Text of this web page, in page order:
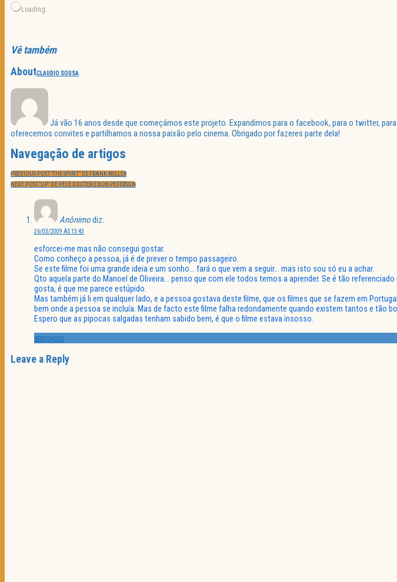
Loading…
Vê também
AboutCLAUDIO SOUSA
Já vão 16 anos desde que começámos este projeto. Expandimos para o facebook, para o twitter,
oferecemos convites e partilhamos a nossa paixão pelo cinema. Obrigado por fazeres parte dela!
Navegação de artigos
PREVIOUS POST:“THE SPIRIT” DE FRANK MILLER
NEXT POST:“UP” DE PETE DOCTER E BOB PETERSON
Anônimodiz:
26/03/2009 ÀS 13:43
esforcei-me mas não consegui gostar.
Como conheço a pessoa, já é de prever o tempo passageiro.
Se este filme foi uma grande ideia e um sonho… fará o que vem a seguir… mas isto sou só eu a achar.
Qto aquela parte do Manoel de Oliveira… penso que com ele todos temos a aprender. Se é tão
gosta, é que me parece estúpido.
Mas também já li em qualquer lado, e a pessoa gostava deste filme, que os filmes que se fazem em
bem onde a pessoa se incluía. Mas de facto este filme falha redondamente quando existem tantos e tão
Espero que as pipocas salgadas tenham sabido bem, é que o filme estava insosso.
RESPONDER
Leave a Reply